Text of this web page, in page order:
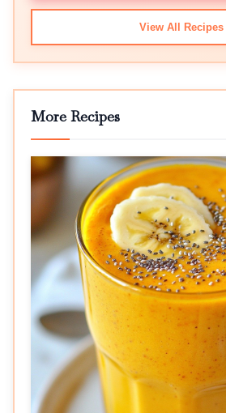
View All Recipes
More Recipes